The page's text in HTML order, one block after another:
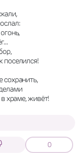
поселился!
сохранить,
храме, живёт!
0